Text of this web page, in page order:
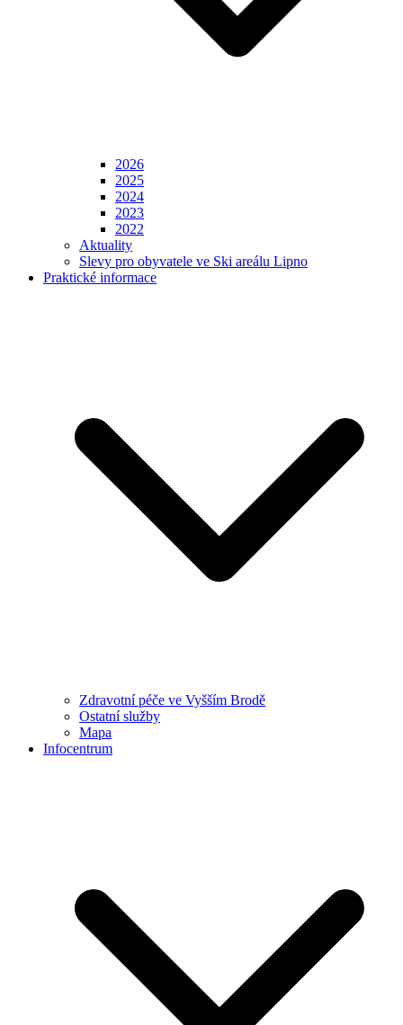
2026
2025
2024
2023
2022
Aktuality
Slevy pro obyvatele ve Ski areálu Lipno
Praktické informace
Zdravotní péče ve Vyšším Brodě
Ostatní služby
Mapa
Infocentrum